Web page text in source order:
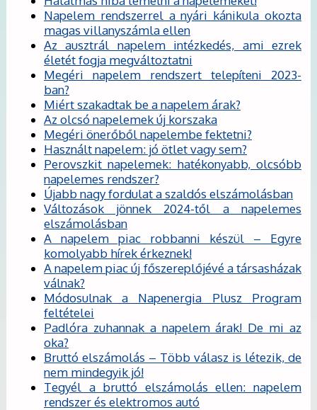
Napelem rendszerrel a nyári kánikula okozta
magas villanyszámla ellen
Az ausztrál napelem intézkedés, ami ezrek
életét fogja megváltoztatni
Megéri napelem rendszert telepíteni 2023-
ban?
Miért szakadtak be a napelem árak?
Az olcsó napelemek új korszaka
Megéri önerőből napelembe fektetni?
Használt napelem: jó ötlet vagy sem?
Perovszkit napelemek: hatékonyabb, olcsóbb
napelemes rendszer?
Újabb nagy fordulat a szaldós elszámolásban
Változások jönnek 2024-től a napelemes
elszámolásban
A napelem piac robbanni készül – Egyre
komolyabb hírek érkeznek!
A napelem piac új főszereplőjévé a társasházak
válnak?
Módosulnak a Napenergia Plusz Program
feltételei
Padlóra zuhannak a napelem árak! De mi az
oka?
Bruttó elszámolás – Több válasz is létezik, de
nem mindegyik jó!
Tegyél a bruttó elszámolás ellen: napelem
rendszer és elektromos autó